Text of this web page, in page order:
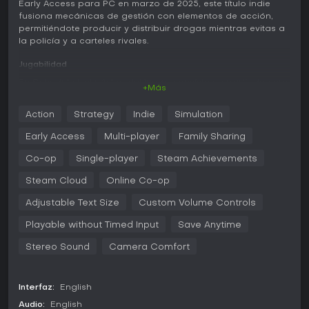
Early Access para PC en marzo de 2025, este título indie
fusiona mecánicas de gestión con elementos de acción,
permitiéndote producir y distribuir drogas mientras evitas a
la policía y a carteles rivales.
Jugabilidad
de producción único, y puedes descubrir recetas
especiales para variantes con propiedades distintas. Para
patineta o en coche por la ciudad, o contratas dealers
negocios para escalar, contratas empleados como
producción y distribución automatizadas. El combate entra
en escena al lidiar con una policía cada vez más agresiva
La actualización de marzo de 2026 incorporó un sistema
dinámico de clima en Hyland Point, con condiciones como
+Más
Action Strategy Indie Simulation
Early Access Multi-player Family Sharing
Co-op Single-player Steam Achievements
Steam Cloud Online Co-op
Adjustable Text Size Custom Volume Controls
Playable without Timed Input Save Anytime
Stereo Sound Camera Comfort
Interfaz: English
Audio: English